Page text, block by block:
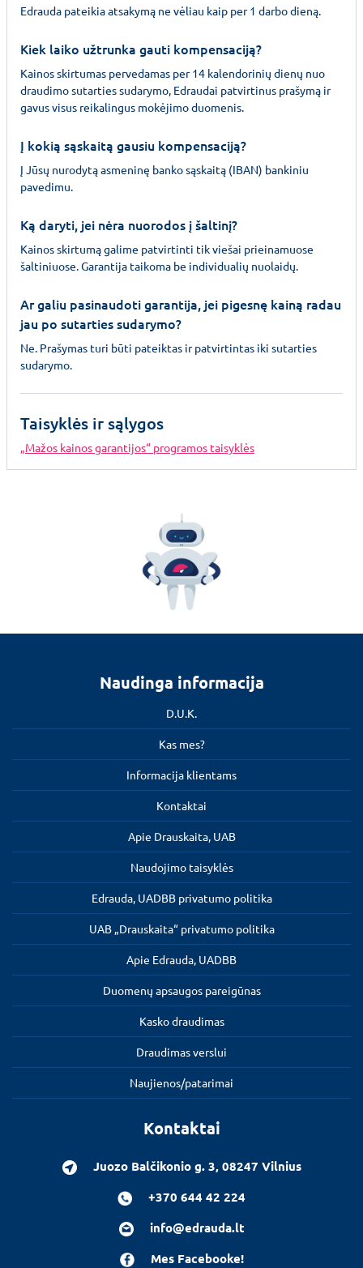
Edrauda pateikia atsakymą ne vėliau kaip per 1 darbo dieną.
Kiek laiko užtrunka gauti kompensaciją?
Kainos skirtumas pervedamas per 14 kalendorinių dienų nuo
draudimo sutarties sudarymo, Edraudai patvirtinus prašymą ir
gavus visus reikalingus mokėjimo duomenis.
Į kokią sąskaitą gausiu kompensaciją?
Į Jūsų nurodytą asmeninę banko sąskaitą (IBAN) bankiniu
pavedimu.
Ką daryti, jei nėra nuorodos į šaltinį?
Kainos skirtumą galime patvirtinti tik viešai prieinamuose
šaltiniuose. Garantija taikoma be individualių nuolaidų.
Ar galiu pasinaudoti garantija, jei pigesnę kainą radau
jau po sutarties sudarymo?
Ne. Prašymas turi būti pateiktas ir patvirtintas iki sutarties
sudarymo.
Taisyklės ir sąlygos
„Mažos kainos garantijos“ programos taisyklės
Naudinga informacija
D.U.K.
Kas mes?
Informacija klientams
Kontaktai
Apie Drauskaita, UAB
Naudojimo taisyklės
Edrauda, UADBB privatumo politika
UAB „Drauskaita“ privatumo politika
Apie Edrauda, UADBB
Duomenų apsaugos pareigūnas
Kasko draudimas
Draudimas verslui
Naujienos/patarimai
Kontaktai
Juozo Balčikonio g. 3, 08247 Vilnius
+370 644 42 224
info@edrauda.lt
Mes Facebooke!